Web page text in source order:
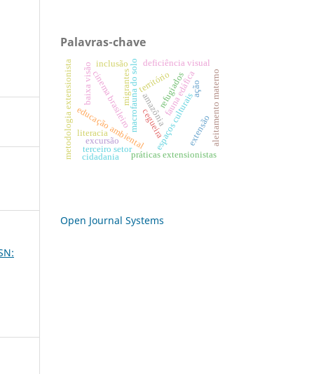
Palavras-chave
espaços culturais
práticas extensionistas
amazônia
macrofauna do solo fauna edáfica
educação ambiental
cinema brasileiro
terceiro setor
metodologia extensionista território aleitamento materno
refugiados
migrantes
cegueira
baixa visão deficiência visual
literacia
ação
cidadania
inclusão
extensão
excursão
Open Journal Systems